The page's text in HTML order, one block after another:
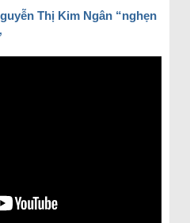
Thị Kim Ngân “nghẹn